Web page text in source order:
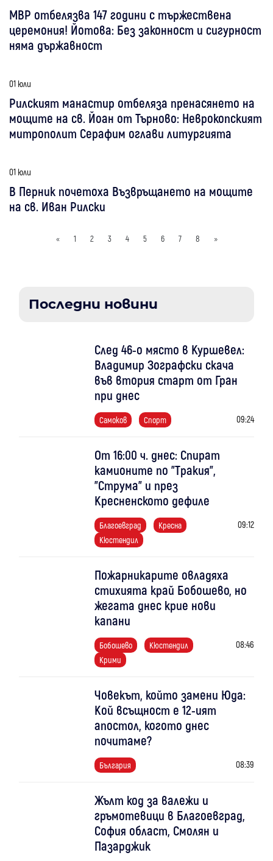
МВР отбелязва 147 години с тържествена
церемония! Йотова: Без законност и сигурност
няма държавност
01 юли
Рилският манастир отбеляза пренасянето на
мощите на св. Йоан от Търново: Неврокопският
митрополит Серафим оглави литургията
01 юли
В Перник почетоха Възвръщането на мощите
на св. Иван Рилски
« 1 2 3 4 5 6 7 8 »
Последни новини
След 46-о място в Куршевел:
Владимир Зографски скача
във втория старт от Гран
при днес
Самоков Спорт 09:24
От 16:00 ч. днес: Спират
камионите по "Тракия",
"Струма" и през
Кресненското дефиле
Благоевград
Кресна
Кюстендил
09:12
Пожарникарите овладяха
стихията край Бобошево, но
жегата днес крие нови
капани
Бобошево
Кюстендил
Крими
08:46
Човекът, който замени Юда:
Кой всъщност е 12-ият
апостол, когото днес
почитаме?
България 08:39
Жълт код за валежи и
гръмотевици в Благоевград,
София област, Смолян и
Пазарджик